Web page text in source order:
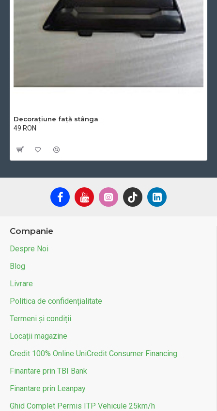
Decorațiune față stânga
49 RON
Companie
Despre Noi
Blog
Livrare
Politica de confidențialitate
Termeni și condiții
Locații magazine
Credit 100% Online UniCredit Consumer Financing
Finantare prin TBI Bank
Finantare prin Leanpay
Ghid Complet Permis ITP Vehicule 25km/h